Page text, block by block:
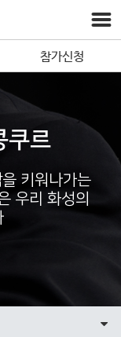
참가신청
쿠르
키워나가는
우리 화성의